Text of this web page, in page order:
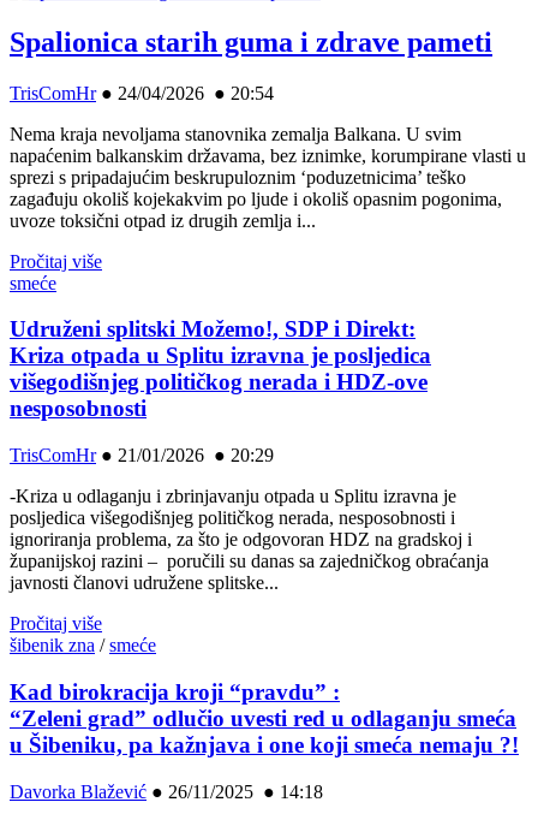
Spalionica starih guma i zdrave pameti
TrisComHr● 24/04/2026 ● 20:54
Nema kraja nevoljama stanovnika zemalja Balkana. U svim
napaćenim balkanskim državama, bez iznimke, korumpirane vlasti u
sprezi s pripadajućim beskrupuloznim ‘poduzetnicima’ teško
zagađuju okoliš kojekakvim po ljude i okoliš opasnim pogonima,
uvoze toksični otpad iz drugih zemlja i...
Pročitaj više
smeće
Udruženi splitski Možemo!, SDP i Direkt:
Kriza otpada u Splitu izravna je posljedica
višegodišnjeg političkog nerada i HDZ-ove
nesposobnosti
TrisComHr● 21/01/2026 ● 20:29
-Kriza u odlaganju i zbrinjavanju otpada u Splitu izravna je
posljedica višegodišnjeg političkog nerada, nesposobnosti i
ignoriranja problema, za što je odgovoran HDZ na gradskoj i
županijskoj razini – poručili su danas sa zajedničkog obraćanja
javnosti članovi udružene splitske...
Pročitaj više
šibenik zna /smeće
Kad birokracija kroji “pravdu” :
“Zeleni grad” odlučio uvesti red u odlaganju smeća
u Šibeniku, pa kažnjava i one koji smeća nemaju ?!
Davorka Blažević ● 26/11/2025 ● 14:18